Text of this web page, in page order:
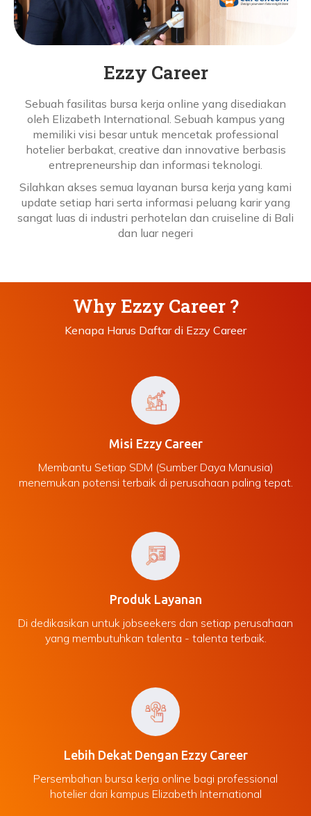
Ezzy Career
Sebuah fasilitas bursa kerja online yang disediakan
oleh Elizabeth International. Sebuah kampus yang
memiliki visi besar untuk mencetak professional
hotelier berbakat, creative dan innovative berbasis
entrepreneurship dan informasi teknologi.
Silahkan akses semua layanan bursa kerja yang kami
update setiap hari serta informasi peluang karir yang
sangat luas di industri perhotelan dan cruiseline di Bali
dan luar negeri
Why Ezzy Career ?
Kenapa Harus Daftar di Ezzy Career
Misi Ezzy Career
Membantu Setiap SDM (Sumber Daya Manusia)
menemukan potensi terbaik di perusahaan paling tepat.
Produk Layanan
Di dedikasikan untuk jobseekers dan setiap perusahaan
yang membutuhkan talenta - talenta terbaik.
Lebih Dekat Dengan Ezzy Career
Persembahan bursa kerja online bagi professional
hotelier dari kampus Elizabeth International